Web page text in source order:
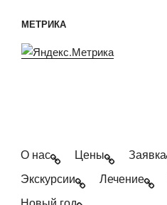
МЕТРИКА
О нас Цены Заявка
Экскурсии
Лечение